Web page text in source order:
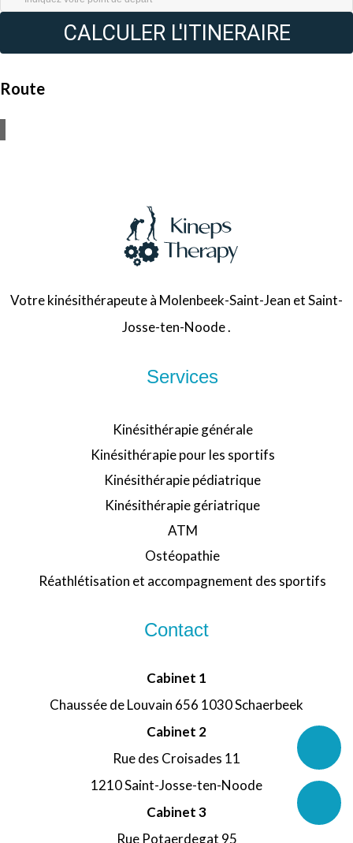
CALCULER L'ITINERAIRE
Route
Votre kinésithérapeute à Molenbeek-Saint-Jean et Saint-
Josse-ten-Noode .
Services
Kinésithérapie générale
Kinésithérapie pour les sportifs
Kinésithérapie pédiatrique
Kinésithérapie gériatrique
ATM
Ostéopathie
Réathlétisation et accompagnement des sportifs
Contact
Cabinet 1
Chaussée de Louvain 656 1030 Schaerbeek
Cabinet 2
Rue des Croisades 11
1210 Saint-Josse-ten-Noode
Cabinet 3
Rue Potaerdegat 95